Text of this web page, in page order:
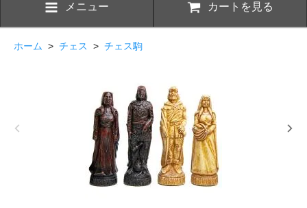
メニュー カートを見る
ホーム > チェス > チェス駒